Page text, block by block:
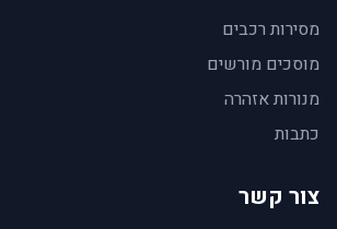
מסירות רכבים
מוסכים מורשים
מנורות אזהרה
כתבות
צור קשר